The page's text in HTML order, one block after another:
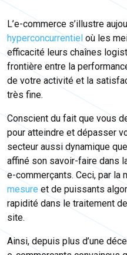
L’e-commerce s’illustre
hyperconcurrentiel où les
efficacité leurs chaînes
frontière entre la
de votre activité et la
très fine.
Conscient du fait que vous
pour atteindre et dépasser
secteur aussi dynamique
affiné son savoir-faire dans
e-commerçants. Ceci, par la
mesureet de puissants
rapidité dans le traitement
site.
Ainsi, depuis plus d’une